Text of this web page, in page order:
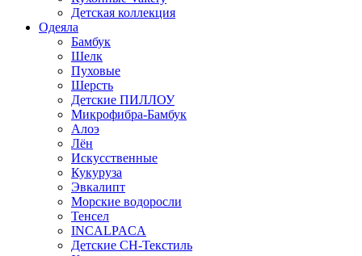
Детская коллекция
Одеяла
Бамбук
Шелк
Пуховые
Шерсть
Детские ПИЛЛОУ
Микрофибра-Бамбук
Алоэ
Лён
Искусственные
Кукуруза
Эвкалипт
Морские водоросли
Тенсел
INCALPACA
Детские СН-Текстиль